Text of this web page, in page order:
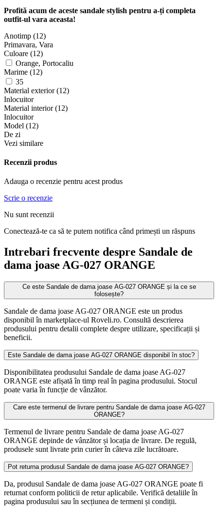
Profită acum de aceste sandale stylish pentru a-ți completa
outfit-ul vara aceasta!
Anotimp (12)
Primavara, Vara
Culoare (12)
Orange, Portocaliu
Marime (12)
35
Material exterior (12)
Inlocuitor
Material interior (12)
Inlocuitor
Model (12)
De zi
Vezi similare
Recenzii produs
Adauga o recenzie pentru acest produs
Scrie o recenzie
Nu sunt recenzii
Conectează-te ca să te putem notifica când primești un răspuns
Intrebari frecvente despre Sandale de
dama joase AG-027 ORANGE
Ce este Sandale de dama joase AG-027 ORANGE și la ce se
folosește?
Sandale de dama joase AG-027 ORANGE este un produs
disponibil în marketplace-ul Roveli.ro. Consultă descrierea
produsului pentru detalii complete despre utilizare, specificații și
beneficii.
Este Sandale de dama joase AG-027 ORANGE disponibil în stoc?
Disponibilitatea produsului Sandale de dama joase AG-027
ORANGE este afișată în timp real în pagina produsului. Stocul
poate varia în funcție de vânzător.
Care este termenul de livrare pentru Sandale de dama joase AG-027
ORANGE?
Termenul de livrare pentru Sandale de dama joase AG-027
ORANGE depinde de vânzător și locația de livrare. De regulă,
produsele sunt livrate prin curier în câteva zile lucrătoare.
Pot returna produsul Sandale de dama joase AG-027 ORANGE?
Da, produsul Sandale de dama joase AG-027 ORANGE poate fi
returnat conform politicii de retur aplicabile. Verifică detaliile în
pagina produsului sau în secțiunea de termeni și condiții.